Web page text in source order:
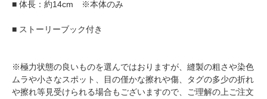
■ 体長：約14cm ※本体のみ
■ ストーリーブック付き
※極力状態の良いものを選んではおりますが、縫製の粗さや染色
ムラや小さなスポット、目の僅かな擦れや傷、タグの多少の折れ
や擦れ等見受けられる場合もございますので、ご理解の上ご注文